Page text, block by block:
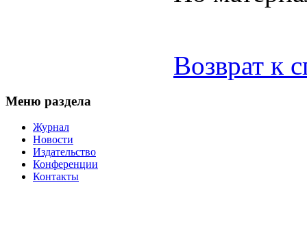
Возврат к
Меню раздела
Журнал
Новости
Издательство
Конференции
Контакты